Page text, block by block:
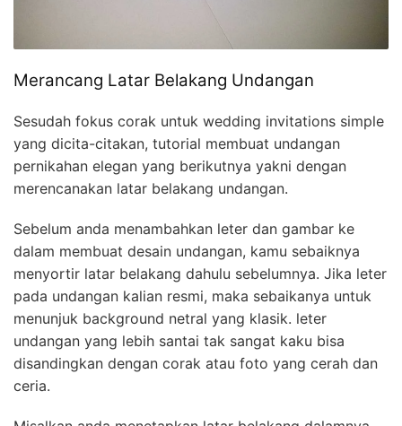
Merancang Latar Belakang Undangan
Sesudah fokus corak untuk wedding invitations simple
yang dicita-citakan, tutorial membuat undangan
pernikahan elegan yang berikutnya yakni dengan
merencanakan latar belakang undangan.
Sebelum anda menambahkan leter dan gambar ke
dalam membuat desain undangan, kamu sebaiknya
menyortir latar belakang dahulu sebelumnya. Jika leter
pada undangan kalian resmi, maka sebaikanya untuk
menunjuk background netral yang klasik. leter
undangan yang lebih santai tak sangat kaku bisa
disandingkan dengan corak atau foto yang cerah dan
ceria.